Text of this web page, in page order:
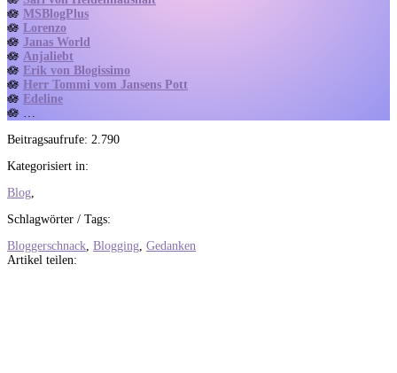
🪷 MSBlogPlus
🪷 Lorenzo
🪷 Janas World
🪷 Anjaliebt
🪷 Erik von Blogissimo
🪷 Herr Tommi vom Jansens Pott
🪷 Edeline
🪷 …
Beitragsaufrufe: 2.790
Kategorisiert in:
Blog,
Schlagwörter / Tags:
Bloggerschnack, Blogging, Gedanken
Artikel teilen: